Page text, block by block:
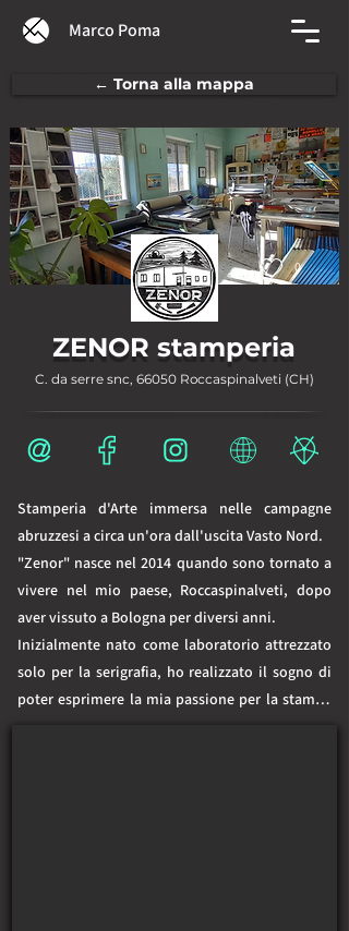
Marco Poma
← Torna alla mappa
0
ZENOR stamperia
C. da serre snc, 66050 Roccaspinalveti (CH)
Stamperia d'Arte immersa nelle campagne
abruzzesi a circa un'ora dall'uscita Vasto Nord.
"Zenor" nasce nel 2014 quando sono tornato a
vivere nel mio paese, Roccaspinalveti, dopo
aver vissuto a Bologna per diversi anni.
Inizialmente nato come laboratorio attrezzato
solo per la serigrafia, ho realizzato il sogno di
poter esprimere la mia passione per la stampa